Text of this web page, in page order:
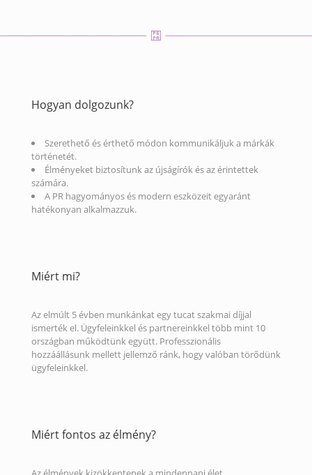
Hogyan dolgozunk?
Szerethető és érthető módon kommunikáljuk a márkák
történetét.
Élményeket biztosítunk az újságírók és az érintettek
számára.
A PR hagyományos és modern eszközeit egyaránt
hatékonyan alkalmazzuk.
Miért mi?
Az elmúlt 5 évben munkánkat egy tucat szakmai díjjal
ismerték el. Ügyfeleinkkel és partnereinkkel több mint 10
országban működtünk együtt. Professzionális
hozzáállásunk mellett jellemző ránk, hogy valóban törődünk
ügyfeleinkkel.
Miért fontos az élmény?